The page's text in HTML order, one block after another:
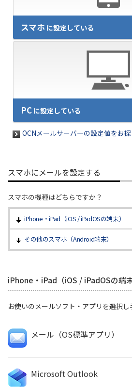
履歴・お気に入り
NTTドコモビジネスのお客さ
OCN サービス一覧
スマホ に設定している
PCに設定している
OCNメールサーバーの設定値をお
スマホにメールを設定する
スマホの機種はどちらですか？
iPhone・iPad（iOS / iPadOSの端末）
その他のスマホ（Android端末）
iPhone・iPad（iOS / iPadOSの端末
お使いのメールソフト・アプリを選択し
メール（OS標準アプリ）
Microsoft Outlook